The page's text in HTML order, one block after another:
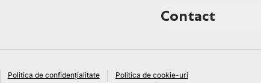
Contact
Politica de confidențialitate
Politica de cookie-uri